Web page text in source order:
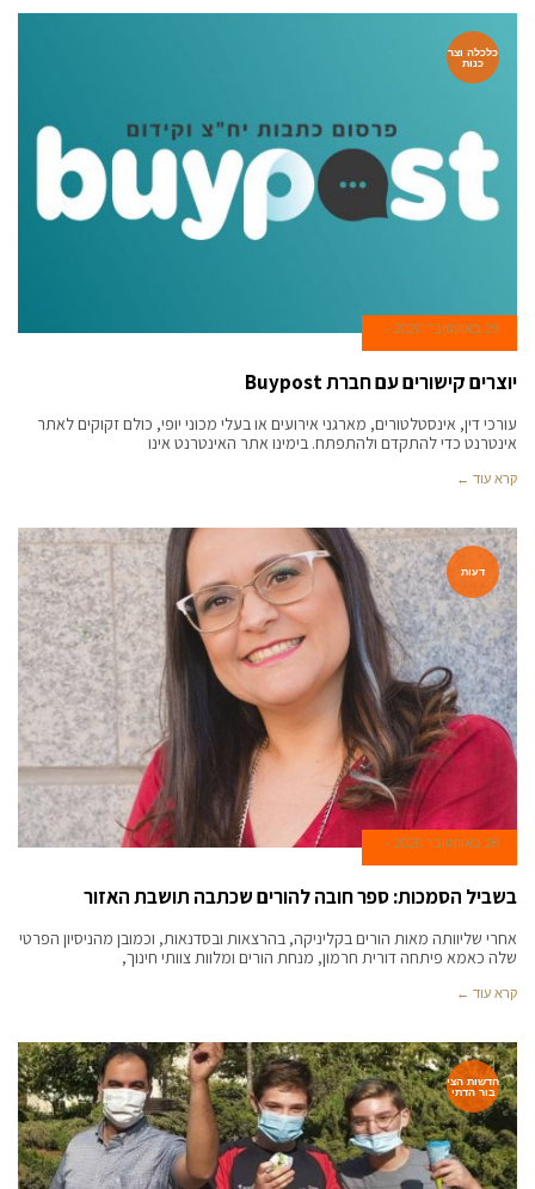
כלכלה וצר
כנות
29 באוקטובר 2020
יוצרים קישורים עם חברת Buypost
עורכי דין, אינסטלטורים, מארגני אירועים או בעלי מכוני יופי, כולם זקוקים לאתר
אינטרנט כדי להתקדם ולהתפתח. בימינו אתר האינטרנט אינו
קרא עוד ←
דעות
28 באוקטובר 2020
בשביל הסמכות: ספר חובה להורים שכתבה תושבת האזור
אחרי שליוותה מאות הורים בקליניקה, בהרצאות ובסדנאות, וכמובן מהניסיון הפרטי
שלה כאמא פיתחה דורית חרמון, מנחת הורים ומלוות צוותי חינוך,
קרא עוד ←
חדשות הצי
בור הדתי